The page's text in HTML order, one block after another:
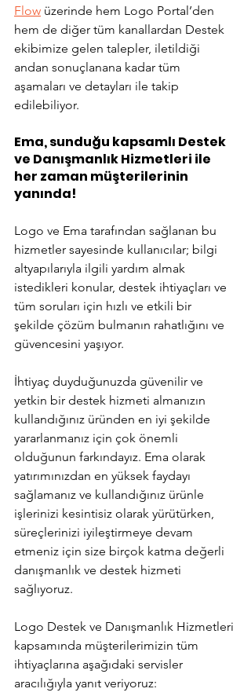
Flow üzerinde hem Logo Portal’den
hem de diğer tüm kanallardan Destek
ekibimize gelen talepler, iletildiği
andan sonuçlanana kadar tüm
aşamaları ve detayları ile takip
edilebiliyor.
Ema, sunduğu kapsamlı Destek
ve Danışmanlık Hizmetleri ile
her zaman müşterilerinin
yanında!
Logo ve Ema tarafından sağlanan bu
hizmetler sayesinde kullanıcılar; bilgi
altyapılarıyla ilgili yardım almak
istedikleri konular, destek ihtiyaçları ve
tüm soruları için hızlı ve etkili bir
şekilde çözüm bulmanın rahatlığını ve
güvencesini yaşıyor.
İhtiyaç duyduğunuzda güvenilir ve
yetkin bir destek hizmeti almanızın
kullandığınız üründen en iyi şekilde
yararlanmanız için çok önemli
olduğunun farkındayız. Ema olarak
yatırımınızdan en yüksek faydayı
sağlamanız ve kullandığınız ürünle
işlerinizi kesintisiz olarak yürütürken,
süreçlerinizi iyileştirmeye devam
etmeniz için size birçok katma değerli
danışmanlık ve destek hizmeti
sağlıyoruz.
Logo Destek ve Danışmanlık Hizmetleri
kapsamında müşterilerimizin tüm
ihtiyaçlarına aşağıdaki servisler
aracılığıyla yanıt veriyoruz: